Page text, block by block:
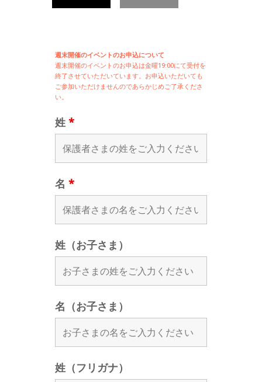
週末開催のイベントのお申込について
週末開催のイベントのお申込は金曜19:00にて受付を
終了させていただいています。お申込いただいても
ご参加いただけませんのであらかじめご了承くださ
い。
姓 *
名 *
姓（お子さま）
名（お子さま）
姓（フリガナ）